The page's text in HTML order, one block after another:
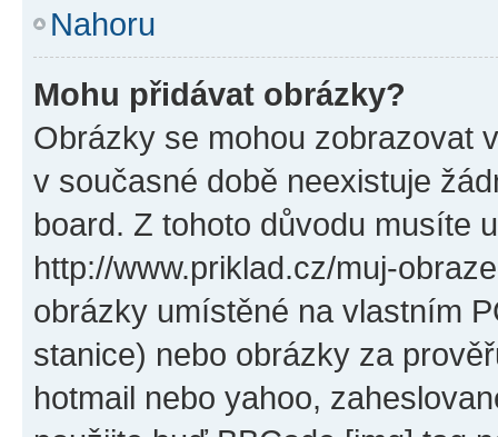
Nahoru
Mohu přidávat obrázky?
Obrázky se mohou zobrazovat
v současné době neexistuje
board. Z tohoto důvodu musíte
http://www.priklad.cz/muj-
obrázky umístěné na vlastním
stanice) nebo obrázky za
hotmail nebo yahoo,